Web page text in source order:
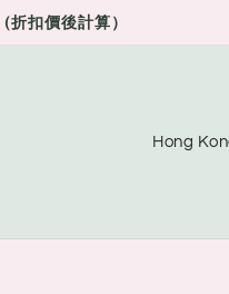
扣價後計算）
C
n